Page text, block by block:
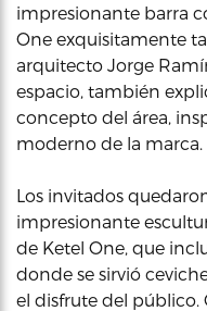
impresionante barra
One exquisitamente
arquitecto Jorge
espacio, también
concepto del área,
moderno de la marca.
Los invitados
impresionante
de Ketel One, que
donde se sirvió
el disfrute del